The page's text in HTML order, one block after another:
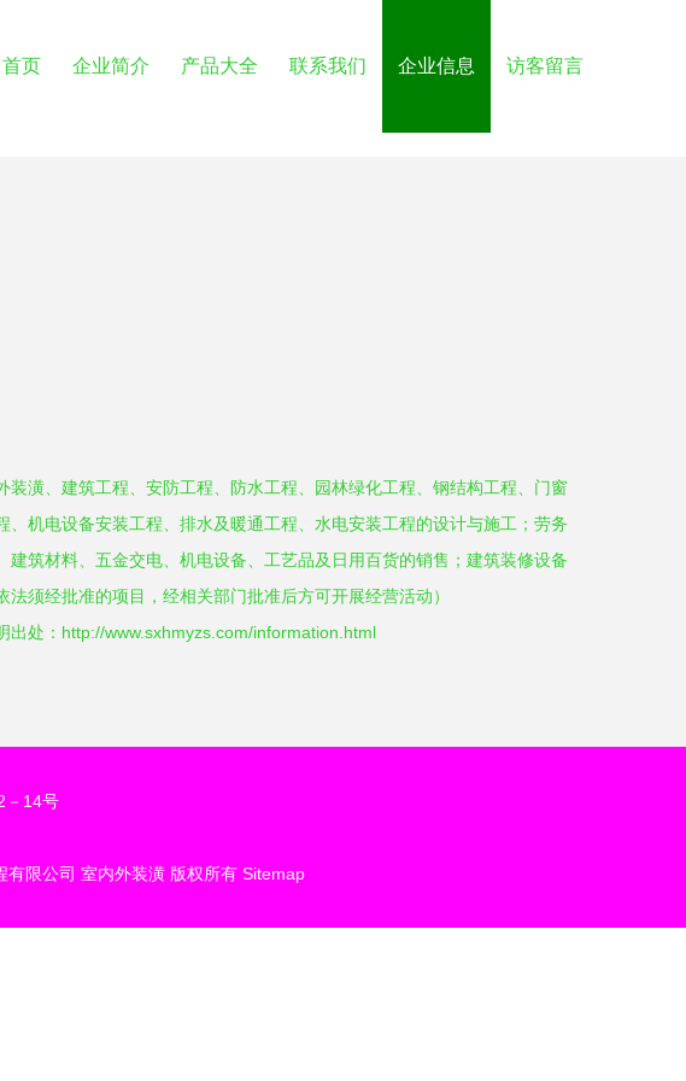
首页 企业简介 产品大全 联系我们 企业信息 访客留言
装潢、建筑工程、安防工程、防水工程、园林绿化工程、钢结构工程、门窗
、机电设备安装工程、排水及暖通工程、水电安装工程的设计与施工；劳务
建筑材料、五金交电、机电设备、工艺品及日用百货的销售；建筑装修设备
法须经批准的项目，经相关部门批准后方可开展经营活动）
出处：http://www.sxhmyzs.com/information.html
－14号
有限公司 室内外装潢 版权所有 Sitemap